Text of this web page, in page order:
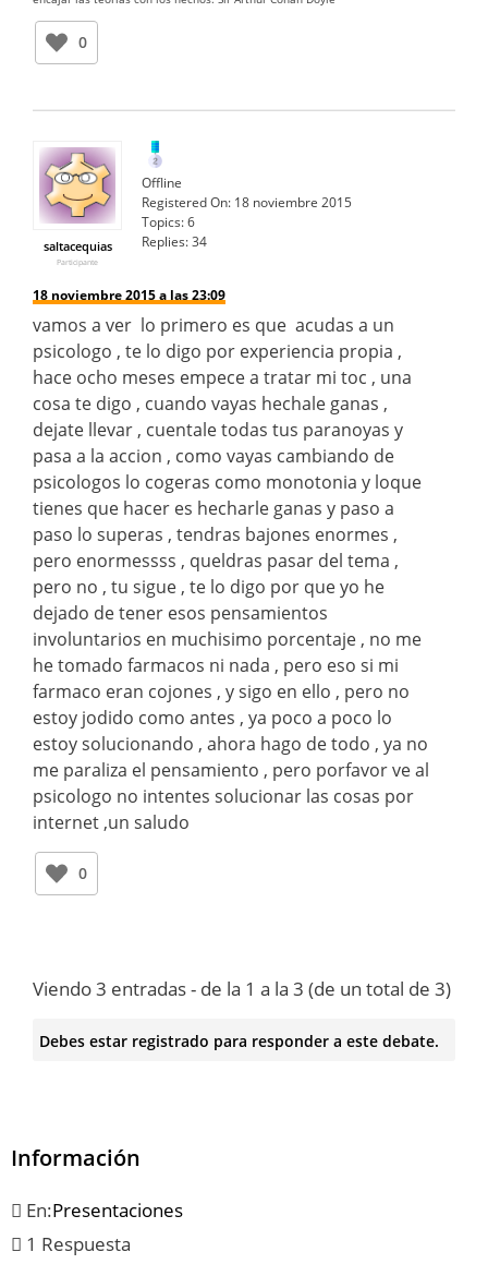
0
saltacequias
Participante
Offline
Registered On: 18 noviembre 2015
Topics:6
Replies:34
18 noviembre 2015 a las 23:09
vamos a ver lo primero es que acudas a un
psicologo , te lo digo por experiencia propia ,
hace ocho meses empece a tratar mi toc , una
cosa te digo , cuando vayas hechale ganas ,
dejate llevar , cuentale todas tus paranoyas y
pasa a la accion , como vayas cambiando de
psicologos lo cogeras como monotonia y loque
tienes que hacer es hecharle ganas y paso a
paso lo superas , tendras bajones enormes ,
pero enormessss , queldras pasar del tema ,
pero no , tu sigue , te lo digo por que yo he
dejado de tener esos pensamientos
involuntarios en muchisimo porcentaje , no me
he tomado farmacos ni nada , pero eso si mi
farmaco eran cojones , y sigo en ello , pero no
estoy jodido como antes , ya poco a poco lo
estoy solucionando , ahora hago de todo , ya no
me paraliza el pensamiento , pero porfavor ve al
psicologo no intentes solucionar las cosas por
internet ,un saludo
0
Viendo 3 entradas - de la 1 a la 3 (de un total de 3)
Debes estar registrado para responder a este debate.
Información
En:Presentaciones
1 Respuesta